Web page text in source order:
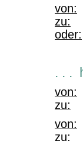
von:
zu:
oder:
. . .
von:
zu:
von:
zu: